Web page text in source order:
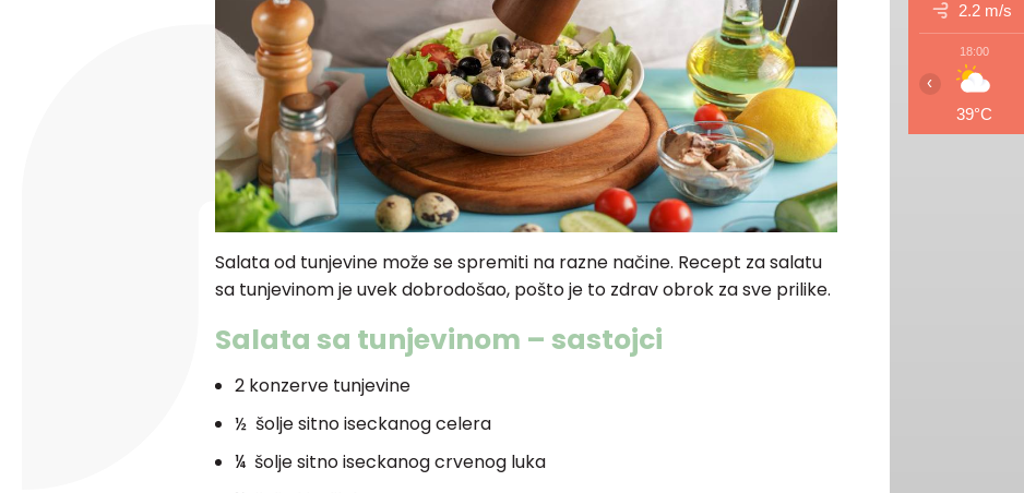
Salata od tunjevine može se spremiti na razne načine. Recept za salatu
sa tunjevinom je uvek dobrodošao, pošto je to zdrav obrok za sve prilike.
Salata sa tunjevinom – sastojci
2 konzerve tunjevine
½ šolje sitno iseckanog celera
¼ šolje sitno iseckanog crvenog luka
2.2 m/s
18:00
39°C
‹